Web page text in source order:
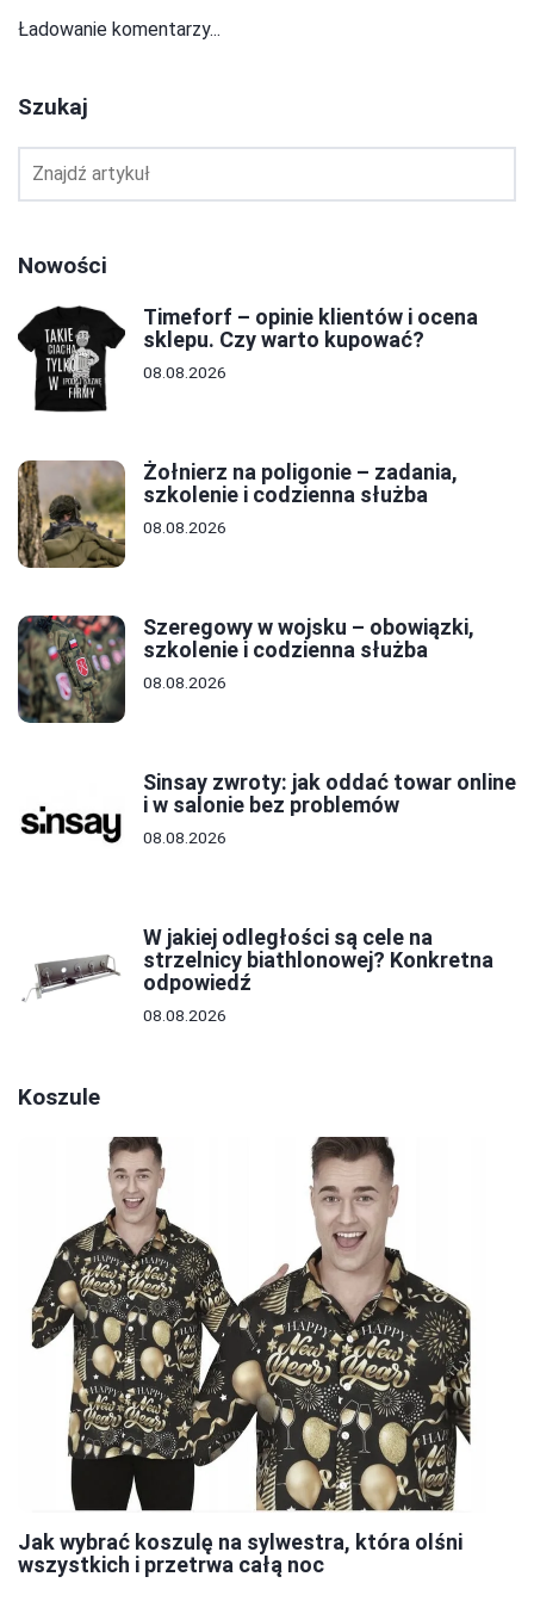
Ładowanie komentarzy...
Szukaj
Nowości
Timeforf – opinie klientów i ocena
sklepu. Czy warto kupować?
08.08.2026
Żołnierz na poligonie – zadania,
szkolenie i codzienna służba
08.08.2026
Szeregowy w wojsku – obowiązki,
szkolenie i codzienna służba
08.08.2026
Sinsay zwroty: jak oddać towar online
i w salonie bez problemów
08.08.2026
W jakiej odległości są cele na
strzelnicy biathlonowej? Konkretna
odpowiedź
08.08.2026
Koszule
Jak wybrać koszulę na sylwestra, która olśni
wszystkich i przetrwa całą noc